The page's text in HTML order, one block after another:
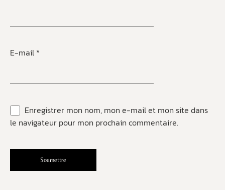
E-mail *
Enregistrer mon nom, mon e-mail et mon site dans
le navigateur pour mon prochain commentaire.